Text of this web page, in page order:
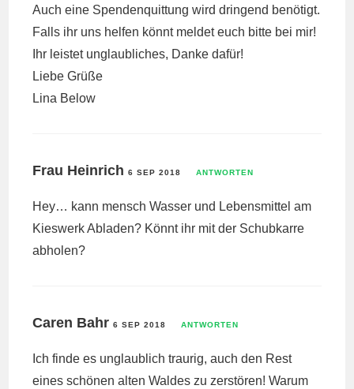
Auch eine Spendenquittung wird dringend benötigt.
Falls ihr uns helfen könnt meldet euch bitte bei mir!
Ihr leistet unglaubliches, Danke dafür!
Liebe Grüße
Lina Below
Frau Heinrich6 SEP 2018 ANTWORTEN
Hey… kann mensch Wasser und Lebensmittel am
Kieswerk Abladen? Könnt ihr mit der Schubkarre
abholen?
Caren Bahr6 SEP 2018 ANTWORTEN
Ich finde es unglaublich traurig, auch den Rest
eines schönen alten Waldes zu zerstören! Warum